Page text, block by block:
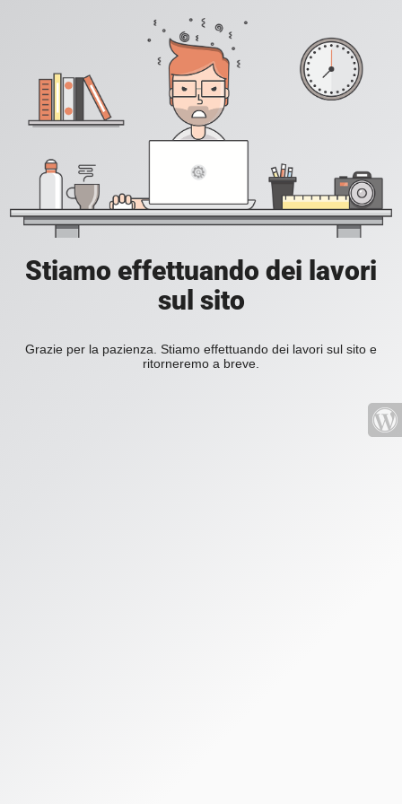
Stiamo effettuando dei lavori
sul sito
Grazie per la pazienza. Stiamo effettuando dei lavori sul sito e
ritorneremo a breve.